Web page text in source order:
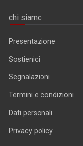
chi siamo
Presentazione
Sostienici
Segnalazioni
Termini e condizioni
Dati personali
Privacy policy